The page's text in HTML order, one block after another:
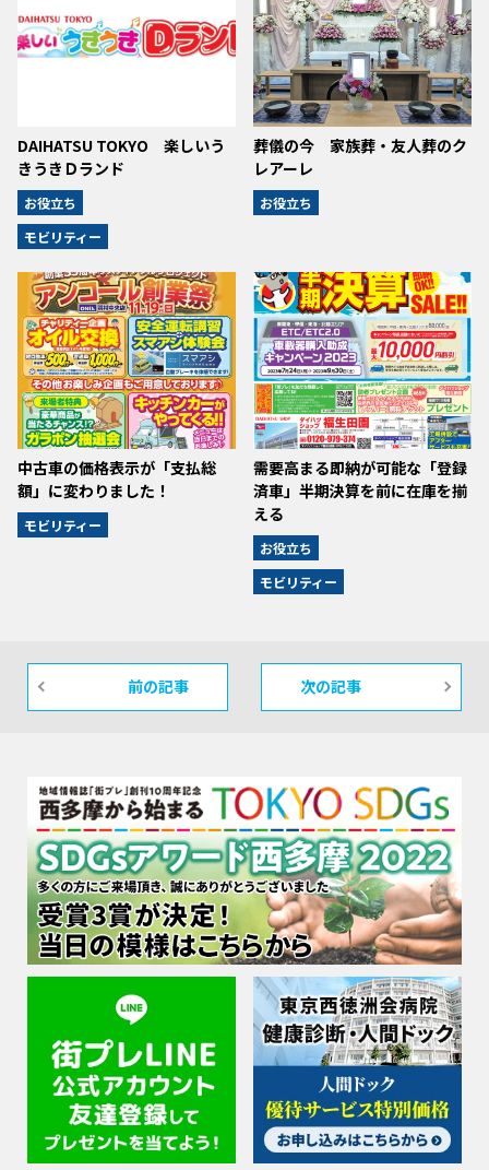
DAIHATSU TOKYO 楽しいう
きうきＤランド
お役立ち
モビリティー
葬儀の今 家族葬・友人葬のク
レアーレ
お役立ち
中古車の価格表示が「支払総
額」に変わりました！
モビリティー
需要高まる即納が可能な「登録
済車」半期決算を前に在庫を揃
える
お役立ち
モビリティー
前の記事 次の記事